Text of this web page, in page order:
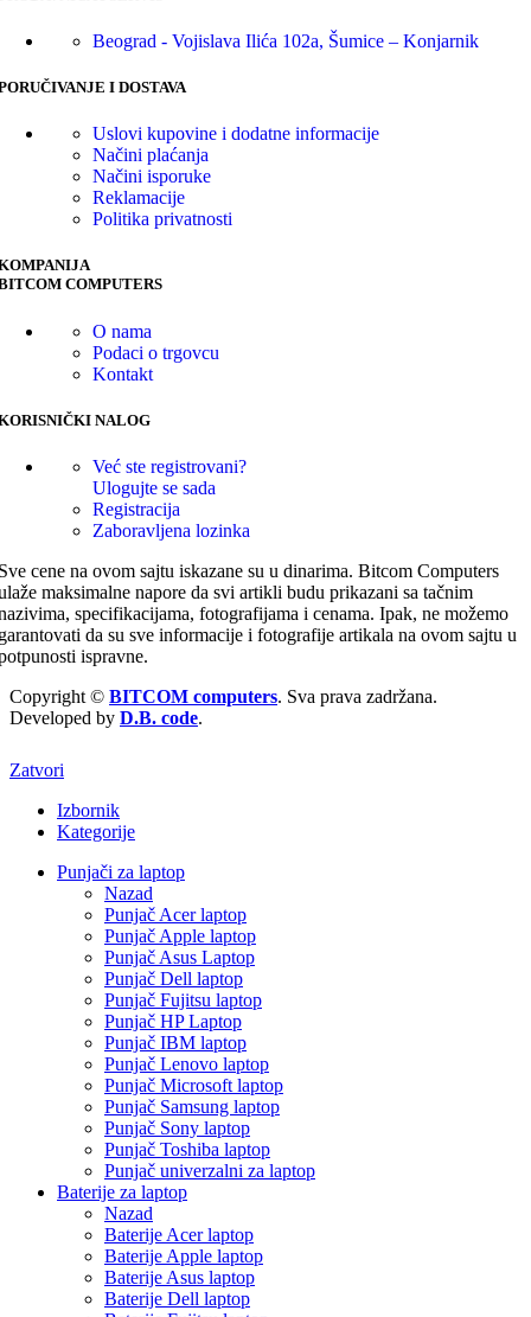
Beograd - Vojislava Ilića 102a, Šumice – Konjarnik
I DOSTAVA
Uslovi kupovine i dodatne informacije
Načini plaćanja
Načini isporuke
Reklamacije
Politika privatnosti
COMPUTERS
O nama
Podaci o trgovcu
Kontakt
NALOG
Već ste registrovani?
Ulogujte se sada
Registracija
Zaboravljena lozinka
cene na ovom sajtu iskazane su u dinarima. Bitcom Computers
maksimalne napore da svi artikli budu prikazani sa tačnim
specifikacijama, fotografijama i cenama. Ipak, ne možemo
da su sve informacije i fotografije artikala na ovom sajtu u
ispravne.
Copyright © BITCOM computers. Sva prava zadržana.
Developed by D.B. code.
Zatvori
Izbornik
Kategorije
Punjači za laptop
Nazad
Punjač Acer laptop
Punjač Apple laptop
Punjač Asus Laptop
Punjač Dell laptop
Punjač Fujitsu laptop
Punjač HP Laptop
Punjač IBM laptop
Punjač Lenovo laptop
Punjač Microsoft laptop
Punjač Samsung laptop
Punjač Sony laptop
Punjač Toshiba laptop
Punjač univerzalni za laptop
Baterije za laptop
Nazad
Baterije Acer laptop
Baterije Apple laptop
Baterije Asus laptop
Baterije Dell laptop